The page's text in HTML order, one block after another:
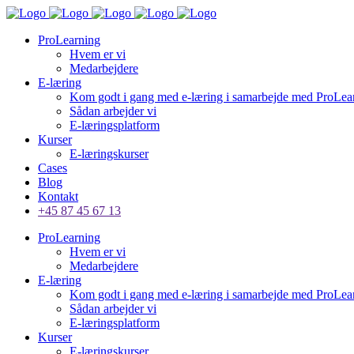
ProLearning
Hvem er vi
Medarbejdere
E-læring
Kom godt i gang med e-læring i samarbejde med
Sådan arbejder vi
E-læringsplatform
Kurser
E-læringskurser
Cases
Blog
Kontakt
+45 87 45 67 13
ProLearning
Hvem er vi
Medarbejdere
E-læring
Kom godt i gang med e-læring i samarbejde med
Sådan arbejder vi
E-læringsplatform
Kurser
E-læringskurser